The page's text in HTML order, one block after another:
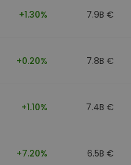
+1.30% 7.9B €
+0.20% 7.8B €
+1.10% 7.4B €
+7.20% 6.5B €